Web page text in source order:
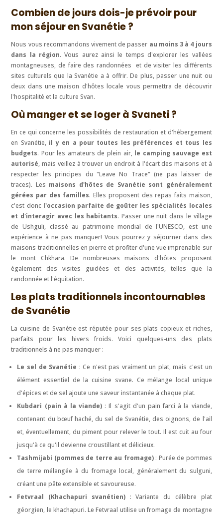
Combien de jours dois-je prévoir pour
mon séjour en Svanétie ?
Nous vous recommandons vivement de passer au moins 3 à 4 jours
dans la région. Vous aurez ainsi le temps d'explorer les vallées
montagneuses, de faire des randonnées et de visiter les différents
sites culturels que la Svanétie a à offrir. De plus, passer une nuit ou
deux dans une maison d'hôtes locale vous permettra de découvrir
l'hospitalité et la culture Svan.
Où manger et se loger à Svaneti ?
En ce qui concerne les possibilités de restauration et d'hébergement
en Svanétie, il y en a pour toutes les préférences et tous les
budgets. Pour les amateurs de plein air,le camping sauvage est
autorisé, mais veillez à trouver un endroit à l'écart des maisons et à
respecter les principes du "Leave No Trace" (ne pas laisser de
traces). Les maisons d'hôtes de Svanétie sont généralement
gérées par des familles. Elles proposent des repas faits maison,
c'est donc l'occasion parfaite de goûter les spécialités locales
et d'interagir avec les habitants. Passer une nuit dans le village
de Ushguli, classé au patrimoine mondial de l'UNESCO, est une
expérience à ne pas manquer! Vous pourrez y séjourner dans des
maisons traditionnelles en pierre et profiter d'une vue imprenable sur
le mont Chkhara. De nombreuses maisons d'hôtes proposent
également des visites guidées et des activités, telles que la
randonnée et l'équitation.
Les plats traditionnels incontournables
de Svanétie
La cuisine de Svanétie est réputée pour ses plats copieux et riches,
parfaits pour les hivers froids. Voici quelques-uns des plats
traditionnels à ne pas manquer :
Le sel de Svanétie : Ce n'est pas vraiment un plat, mais c'est un
élément essentiel de la cuisine svane. Ce mélange local unique
d'épices et de sel ajoute une saveur instantanée à chaque plat.
Kubdari (pain à la viande) : Il s'agit d'un pain farci à la viande,
contenant du bœuf haché, du sel de Svanétie, des oignons, de l'ail
et, éventuellement, du piment pour relever le tout. Il est cuit au four
jusqu'à ce qu'il devienne croustillant et délicieux.
Tashmijabi (pommes de terre au fromage): Purée de pommes
de terre mélangée à du fromage local, généralement du sulguni,
créant une pâte extensible et savoureuse.
Fetvraal (Khachapuri svanétien): Variante du célèbre plat
géorgien, le khachapuri. Le Fetvraal utilise un fromage de montagne